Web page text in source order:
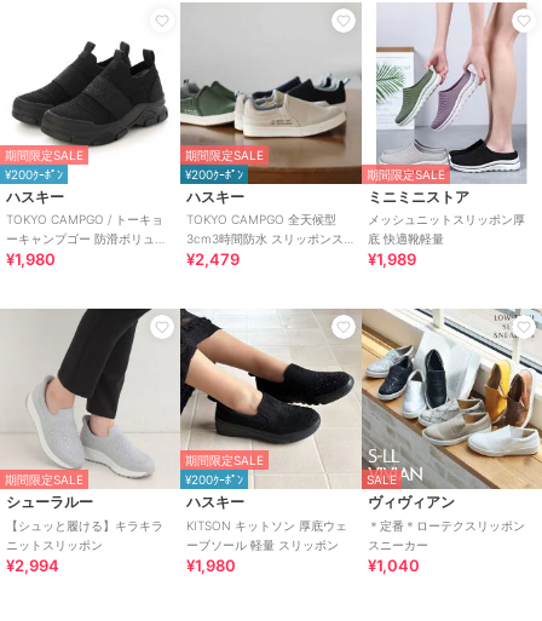
期間限定SALE
¥200ｸｰﾎﾟﾝ
ハスキー
TOKYO CAMPGO / トーキョ
ーキャンプゴー 防滑ボリュー
ムソール 防水スリッポンスニ
¥1,980
期間限定SALE
¥200ｸｰﾎﾟﾝ
ハスキー
TOKYO CAMPGO 全天候型
3cm3時間防水 スリッポンス
ニーカー
¥2,479
期間限定SALE
ミニミニストア
メッシュニットスリッポン厚
底 快適靴軽量
¥1,989
期間限定SALE
シューラルー
【シュッと履ける】キラキラ
ニットスリッポン
¥2,994
期間限定SALE
¥200ｸｰﾎﾟﾝ
ハスキー
KITSON キットソン 厚底ウェ
ーブソール 軽量 スリッポン
¥1,980
SALE
ヴィヴィアン
＊定番＊ローテクスリッポン
スニーカー
¥1,040